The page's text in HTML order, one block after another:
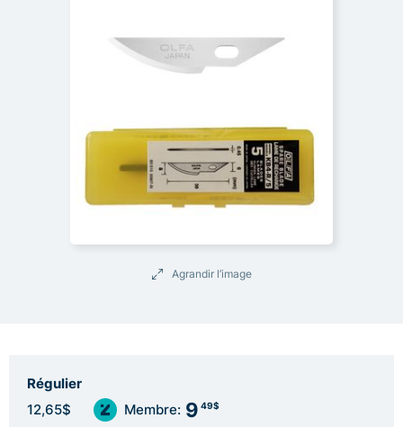
Agrandir l’image
Régulier
12,65$ Membre: 9 49$